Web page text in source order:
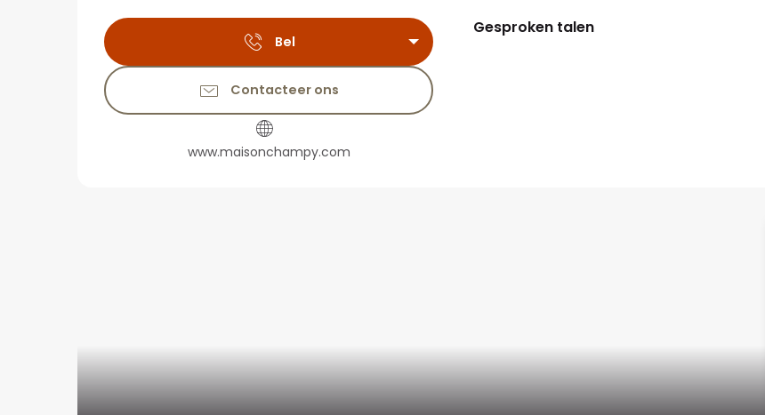
Bel
Contacteer ons
www.maisonchampy.com
Gesproken talen
Gesproken talen